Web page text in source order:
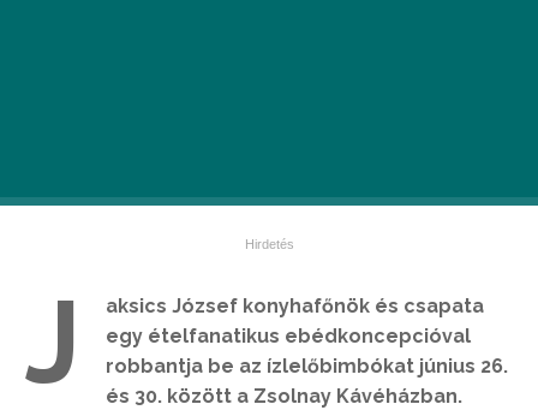
J
aksics József konyhafőnök és csapata
egy ételfanatikus ebédkoncepcióval
robbantja be az ízlelőbimbókat június 26.
és 30. között a Zsolnay Kávéházban.